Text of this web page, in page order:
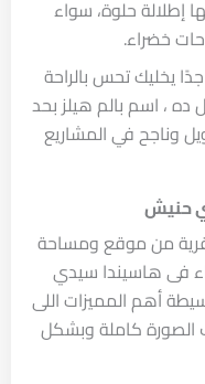
إطلالة حلوة، سواء
خضراء.
يخليك تحس بالراحة
، اسم بالم هيلز بحد
وناجح في المشاريع
حنيش
من موقع ومساحة
فى هاسيندا سيدي
أهم المميزات اللى
الصورة كاملة وبشكل